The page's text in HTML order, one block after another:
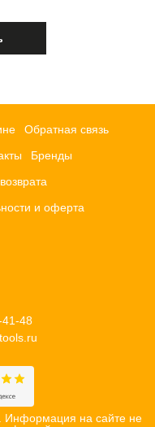
Обратная связь
Бренды
и оферта
48
на сайте не